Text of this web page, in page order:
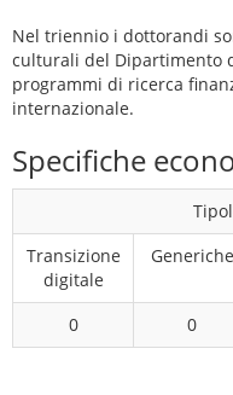
Nel triennio i dottorandi
culturali del Dipartimento
programmi di ricerca
internazionale.
Specifiche
Transizione
digitale
Generiche
0
0